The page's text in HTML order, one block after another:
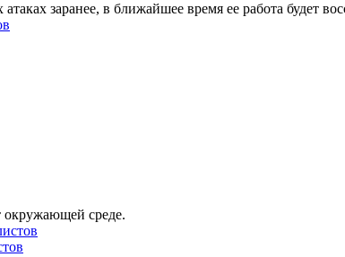
заранее, в ближайшее время ее работа будет
окружающей среде.